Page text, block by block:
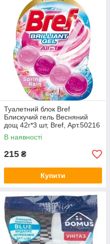
Туалетний блок Bref
Блискучий гель Весняний
дощ 42г*3 шт, Bref, Арт.50216
В наявності
215 ₴
Купити